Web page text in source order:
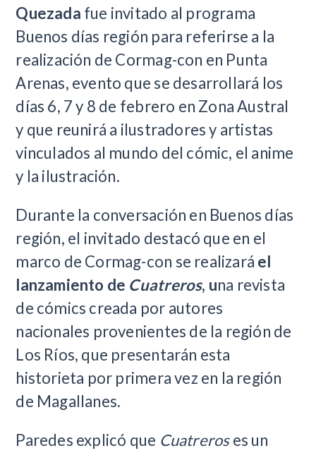
Quezada fue invitado al programa
Buenos días región para referirse a la
realización de Cormag-con en Punta
Arenas, evento que se desarrollará los
días 6, 7 y 8 de febrero en Zona Austral
y que reunirá a ilustradores y artistas
vinculados al mundo del cómic, el anime
y la ilustración.
Durante la conversación en Buenos días
región, el invitado destacó que en el
marco de Cormag-con se realizará el
lanzamiento de Cuatreros, una revista
de cómics creada por autores
nacionales provenientes de la región de
Los Ríos, que presentarán esta
historieta por primera vez en la región
de Magallanes.
Paredes explicó que Cuatreroses un